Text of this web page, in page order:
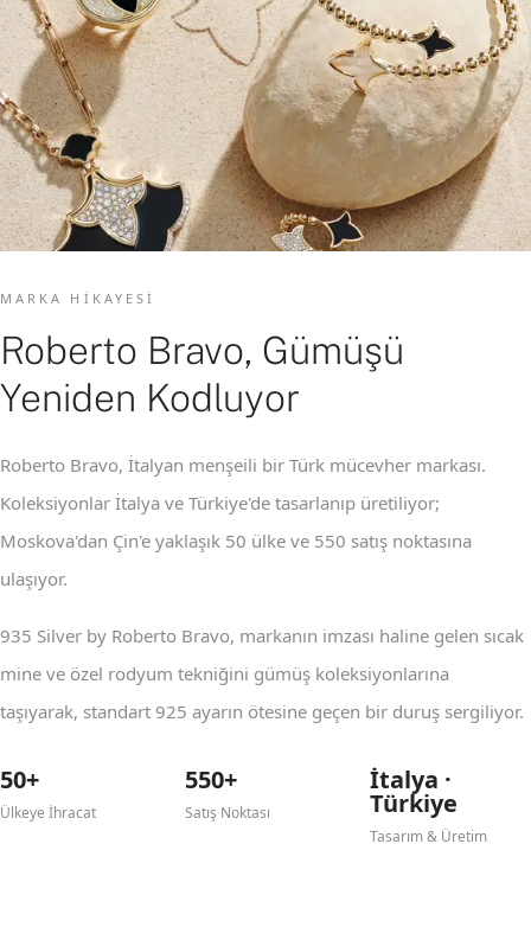
MARKA HIKAYESI
Roberto Bravo, Gümüşü
Yeniden Kodluyor
Roberto Bravo, İtalyan menşeili bir Türk mücevher markası.
Koleksiyonlar İtalya ve Türkiye'de tasarlanıp üretiliyor;
Moskova'dan Çin'e yaklaşık 50 ülke ve 550 satış noktasına
ulaşıyor.
935 Silver by Roberto Bravo, markanın imzası haline gelen sıcak
mine ve özel rodyum tekniğini gümüş koleksiyonlarına
taşıyarak, standart 925 ayarın ötesine geçen bir duruş sergiliyor.
50+
Ülkeye İhracat
550+
Satış Noktası
İtalya ·
Türkiye
Tasarım & Üretim